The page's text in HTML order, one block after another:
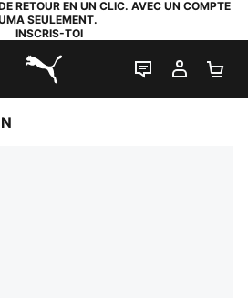
RETOUR EN UN CLIC. AVEC UN COMPTE
SEULEMENT.
INSCRIS-TOI
PUMA.com
LIVE CHAT
MON